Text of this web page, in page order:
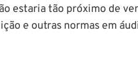
estaria tão próximo de
e outras normas em